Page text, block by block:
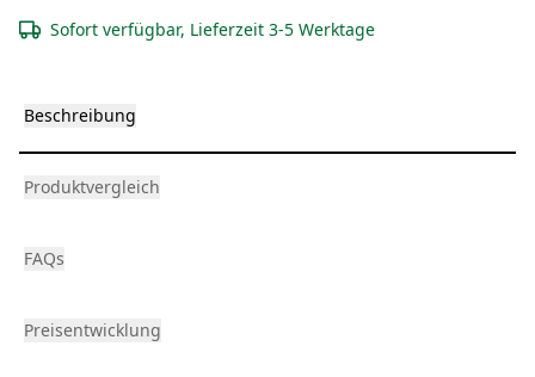
Sofort verfügbar, Lieferzeit 3-5 Werktage
Beschreibung
Produktvergleich
FAQs
Preisentwicklung